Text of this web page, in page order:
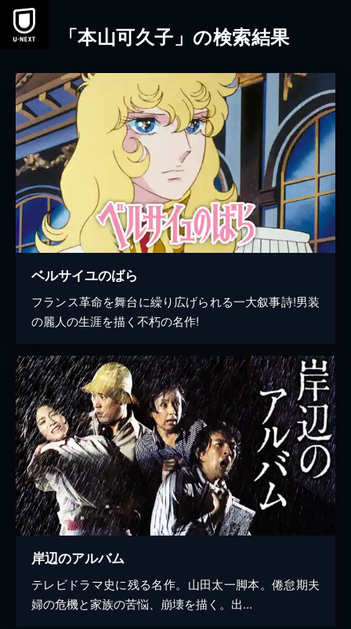
本文へスキップ
「本山可久子」の検索結果
ベルサイユのばら
フランス革命を舞台に繰り広げられる一大叙事詩!男装
の麗人の生涯を描く不朽の名作!
岸辺のアルバム
テレビドラマ史に残る名作。山田太一脚本。倦怠期夫
婦の危機と家族の苦悩、崩壊を描く。出...